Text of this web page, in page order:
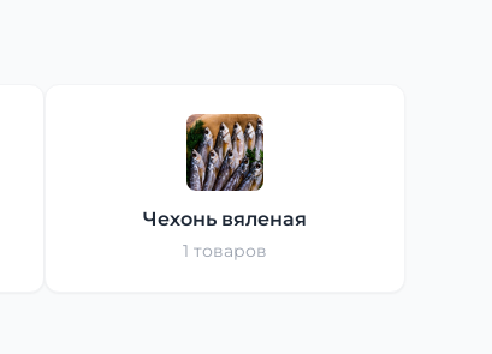
Чехонь вяленая
1 товаров